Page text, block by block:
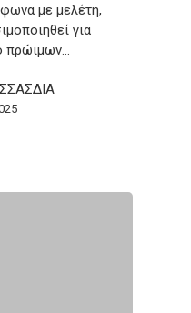
με μελέτη,
για
πρώιμων…